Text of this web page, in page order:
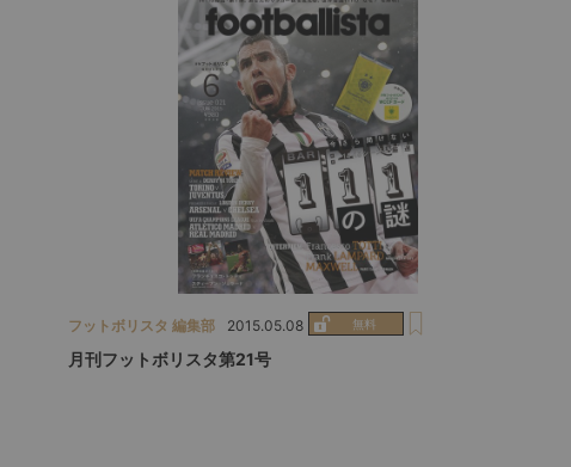
フットボリスタ 編集部 2015.05.08
月刊フットボリスタ第21号